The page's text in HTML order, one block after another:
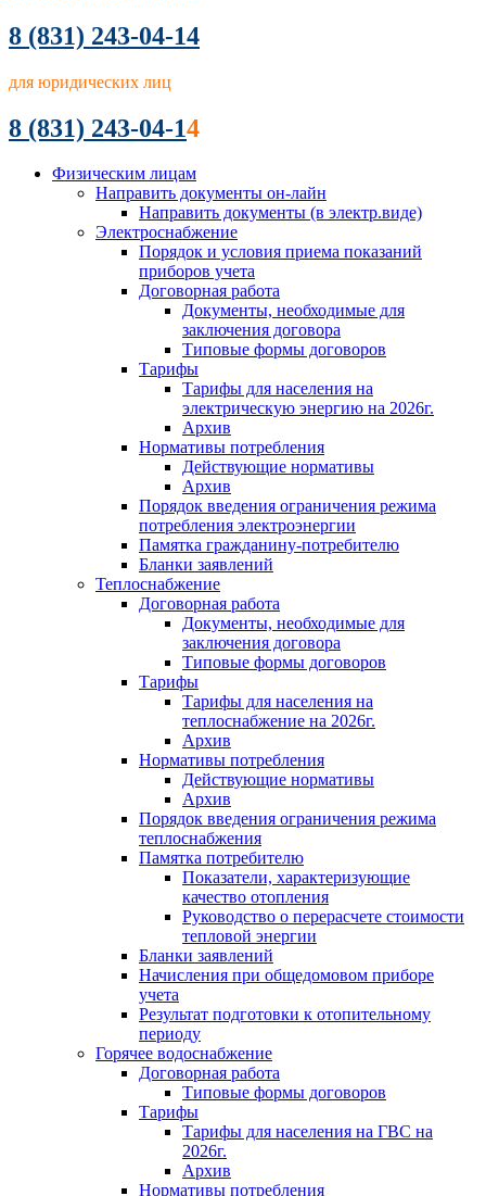
8 (831) 243-04-14
для юридических лиц
8 (831) 243-04-14
Физическим лицам
Направить документы он-лайн
Направить документы (в электр.виде)
Электроснабжение
Порядок и условия приема показаний
приборов учета
Договорная работа
Документы, необходимые для
заключения договора
Типовые формы договоров
Тарифы
Тарифы для населения на
электрическую энергию на 2026г.
Архив
Нормативы потребления
Действующие нормативы
Архив
Порядок введения ограничения режима
потребления электроэнергии
Памятка гражданину-потребителю
Бланки заявлений
Теплоснабжение
Договорная работа
Документы, необходимые для
заключения договора
Типовые формы договоров
Тарифы
Тарифы для населения на
теплоснабжение на 2026г.
Архив
Нормативы потребления
Действующие нормативы
Архив
Порядок введения ограничения режима
теплоснабжения
Памятка потребителю
Показатели, характеризующие
качество отопления
Руководство о перерасчете стоимости
тепловой энергии
Бланки заявлений
Начисления при общедомовом приборе
учета
Результат подготовки к отопительному
периоду
Горячее водоснабжение
Договорная работа
Типовые формы договоров
Тарифы
Тарифы для населения на ГВС на
2026г.
Архив
Нормативы потребления